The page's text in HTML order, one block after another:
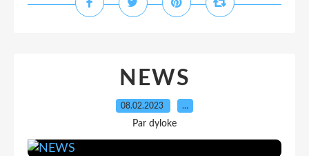
NEWS
08.02.2023 …
Par dyloke